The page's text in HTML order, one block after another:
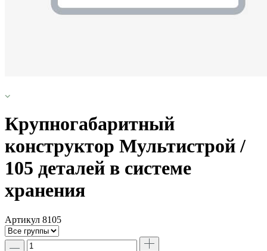
Крупногабаритный
конструктор Мультистрой /
105 деталей в системе
хранения
Артикул 8105